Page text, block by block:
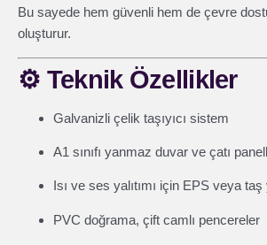
Bu sayede hem güvenli hem de çevre
oluşturur.
⚙️ Teknik Özellikler
Galvanizli çelik taşıyıcı sistem
A1 sınıfı yanmaz duvar ve çatı
Isı ve ses yalıtımı için EPS veya
PVC doğrama, çift camlı pencereler